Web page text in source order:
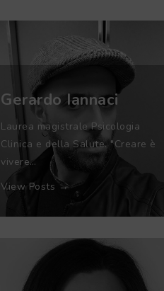
Gerardo Iannaci
Laurea magistrale Psicologia
Clinica e della Salute. "Creare è
vivere…
View Posts →